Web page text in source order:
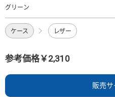
グリーン
ケース レザー
参考価格￥2,310
販売